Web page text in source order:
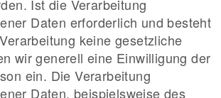
Ist die Verarbeitung
Daten erforderlich und besteht
keine gesetzliche
wir generell eine Einwilligung der
ein. Die Verarbeitung
Daten, beispielsweise des